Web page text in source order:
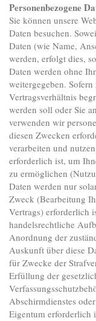
Personenbezogene
Sie können unsere
Daten besuchen.
Daten (wie Name,
werden, erfolgt dies,
Daten werden ohne
weitergegeben.
Vertragsverhältnis
werden soll oder Sie
verwenden wir
diesen Zwecken
verarbeiten und
erforderlich ist, um
zu ermöglichen
Daten werden nur
Zweck (Bearbeitung
Vertrags) erforderlich
handelsrechtliche
Anordnung der
Auskunft über diese
für Zwecke der
Erfüllung der
Abschirmdienstes
Eigentum erforderlich